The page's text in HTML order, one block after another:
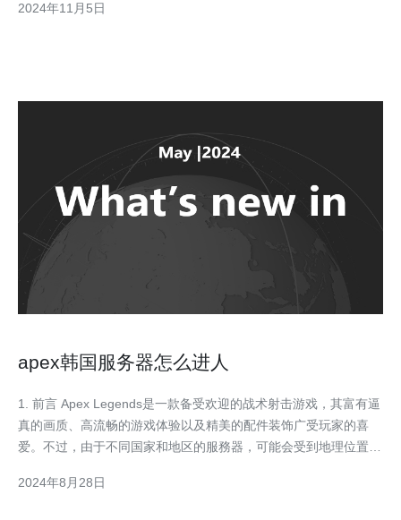
战。虽然整体上表现出色，但在特定高峰期，网络拥堵的情况可能
2024年11月5日
apex韩国服务器怎么进人
1. 前言 Apex Legends是一款备受欢迎的战术射击游戏，其富有逼
真的画质、高流畅的游戏体验以及精美的配件装饰广受玩家的喜
爱。不过，由于不同国家和地区的服務器，可能会受到地理位置的
接到其他国家或地区的服务器来获得更好的游戏体验。本篇文章将
2024年8月28日